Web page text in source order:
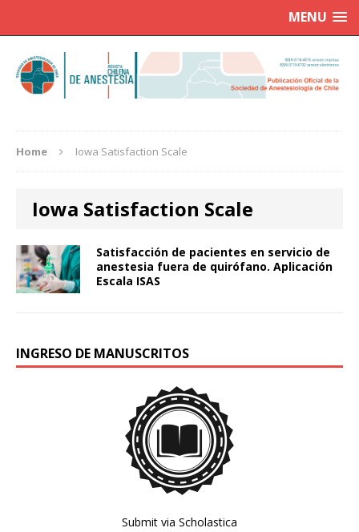
MENU
Home Iowa Satisfaction Scale
Iowa Satisfaction Scale
Satisfacción de pacientes en servicio de
anestesia fuera de quirófano. Aplicación
Escala ISAS
INGRESO DE MANUSCRITOS
Submit via Scholastica